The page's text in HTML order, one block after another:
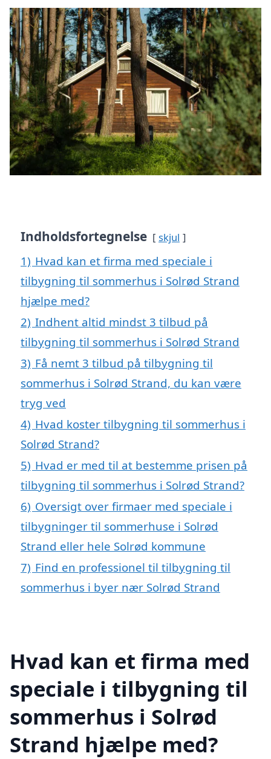
Indholdsfortegnelse skjul
1) Hvad kan et firma med speciale i
tilbygning til sommerhus i Solrød Strand
hjælpe med?
2) Indhent altid mindst 3 tilbud på
tilbygning til sommerhus i Solrød Strand
3) Få nemt 3 tilbud på tilbygning til
sommerhus i Solrød Strand, du kan være
tryg ved
4) Hvad koster tilbygning til sommerhus i
Solrød Strand?
5) Hvad er med til at bestemme prisen på
tilbygning til sommerhus i Solrød Strand?
6) Oversigt over firmaer med speciale i
tilbygninger til sommerhuse i Solrød
Strand eller hele Solrød kommune
7) Find en professionel til tilbygning til
sommerhus i byer nær Solrød Strand
Hvad kan et firma med
speciale i tilbygning til
sommerhus i Solrød
Strand hjælpe med?